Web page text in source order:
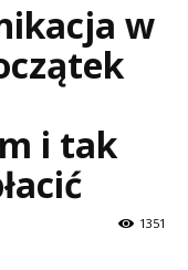
w
i tak
1351